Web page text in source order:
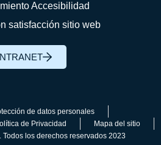
Accesibilidad
satisfacción sitio web
de datos personales
de Privacidad
Mapa del sitio
los derechos reservados 2023